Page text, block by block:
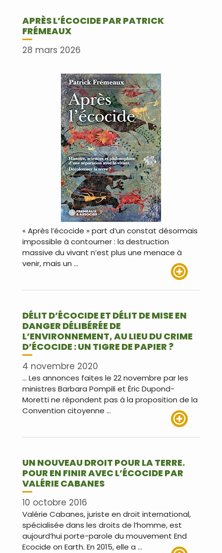
APRÈS L’ÉCOCIDE PAR PATRICK
FRÉMEAUX
28 mars 2026
« Après l’écocide » part d’un constat désormais
impossible à contourner : la destruction
massive du vivant n’est plus une menace à
venir, mais un …
DÉLIT D’ÉCOCIDE ET DÉLIT DE MISE EN
DANGER DÉLIBÉRÉE DE
L’ENVIRONNEMENT, AU LIEU DU CRIME
D’ÉCOCIDE : UN TIGRE DE PAPIER ?
4 novembre 2020
… Les annonces faites le 22 novembre par les
ministres Barbara Pompili et Éric Dupond-
Moretti ne répondent pas à la proposition de la
Convention citoyenne …
UN NOUVEAU DROIT POUR LA TERRE.
POUR EN FINIR AVEC L’ÉCOCIDE PAR
VALÉRIE CABANES
10 octobre 2016
Valérie Cabanes, juriste en droit international,
spécialisée dans les droits de l’homme, est
aujourd’hui porte-parole du mouvement End
Ecocide on Earth. En 2015, elle a …